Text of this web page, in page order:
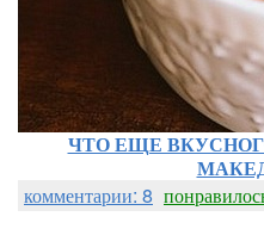
ЧТО ЕЩЕ
комментарии: 8